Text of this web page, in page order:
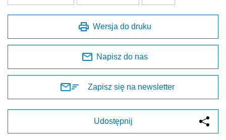
Wersja do druku
Napisz do nas
Zapisz się na newsletter
Udostępnij